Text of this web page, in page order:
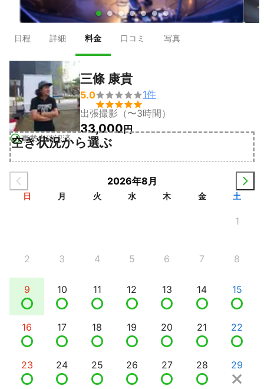
● ● ● ● ● ● ●
日程 詳細 料金 口コミ 写真
事業者確認済
三條 康貴
5.0

1件
出張撮影（〜3時間）
33,000円
空き状況から選ぶ
2026年8月
日 月 火 水 木 金 土
1
2 3 4 5 6 7 8
9 10 11 12 13 14 15
16 17 18 19 20 21 22
23 24 25 26 27 28 29